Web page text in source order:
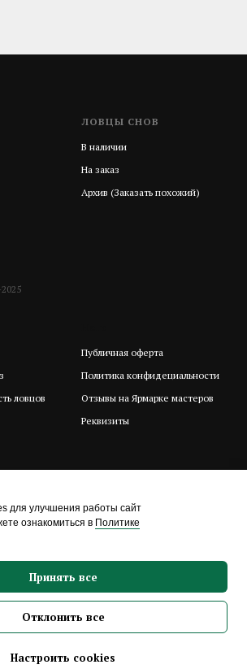
для улучшения работы сайт
ознакомиться в Политике
Принять все
Отклонить все
Настроить cookies
ЛОВЦЫ СНОВ
В наличии
На заказ
Архив (Заказать похожий)
ловцов
Публичная оферта
Политика конфидециальности
Отзывы на Ярмарке мастеров
Реквизиты